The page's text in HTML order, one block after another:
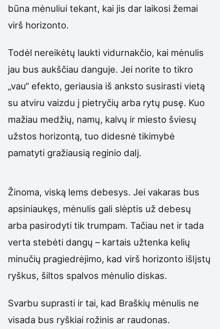
būna mėnuliui tekant, kai jis dar laikosi žemai
virš horizonto.
Todėl nereikėtų laukti vidurnakčio, kai mėnulis
jau bus aukščiau danguje. Jei norite to tikro
„vau“ efekto, geriausia iš anksto susirasti vietą
su atviru vaizdu į pietryčių arba rytų pusę. Kuo
mažiau medžių, namų, kalvų ir miesto šviesų
užstos horizontą, tuo didesnė tikimybė
pamatyti gražiausią reginio dalį.
Žinoma, viską lems debesys. Jei vakaras bus
apsiniaukęs, mėnulis gali slėptis už debesų
arba pasirodyti tik trumpam. Tačiau net ir tada
verta stebėti dangų – kartais užtenka kelių
minučių pragiedrėjimo, kad virš horizonto išlįstų
ryškus, šiltos spalvos mėnulio diskas.
Svarbu suprasti ir tai, kad Braškių mėnulis ne
visada bus ryškiai rožinis ar raudonas.